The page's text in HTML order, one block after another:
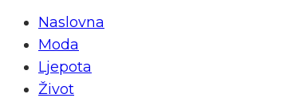
Naslovna
Moda
Ljepota
Život